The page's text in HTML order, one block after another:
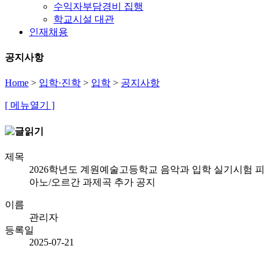
수익자부담경비 집행
학교시설 대관
인재채용
공지사항
Home > 입학·진학 > 입학 > 공지사항
[ 메뉴열기 ]
제목
2026학년도 계원예술고등학교 음악과 입학 실기시험 피
아노/오르간 과제곡 추가 공지
이름
관리자
등록일
2025-07-21